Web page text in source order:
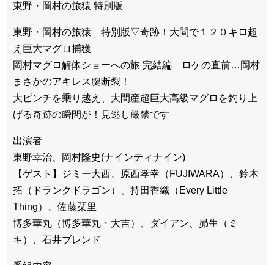
東野・岡村の旅猿 特別版
東野・岡村の旅猿 特別版▽奇跡！大間で１２０キロ超
え巨大マグロ捕獲
岡村マグロ解体ショーへの旅 完結編 ロケの直前…岡村
まさかのアキレス腱断裂！
大ピンチを乗り越え、大間産超巨大高級マグロを釣り上
げる奇跡の瞬間が！見逃し厳禁です
出演者
東野幸治、岡村隆史(ナインティナイン)
【ゲスト】ジミー大西、原西孝幸（FUJIWARA）、鈴木
拓（ドランクドラゴン）、持田香織（Every Little
Thing）、佐藤栞里
博多華丸（博多華丸・大吉）、ダイアン、昴生（ミ
キ）、石井ブレンド